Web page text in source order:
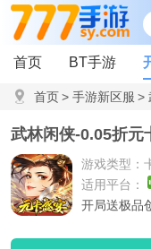
首页 BT手游
首页> 手游新区服 >
表
武林闲侠-0.05折元
游戏类型：
适用平台：
开局送极品